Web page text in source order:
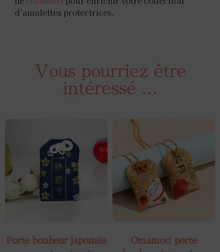
d’amulettes protectrices.
Vous pourriez être
intéressé ...
Porte bonheur japonais
Omamori porte